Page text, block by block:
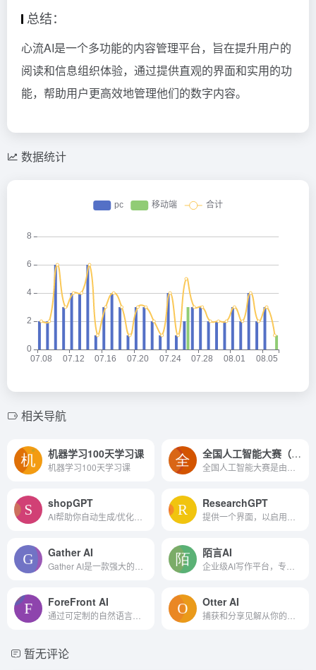
总结：
心流AI是一个多功能的内容管理平台，旨在提升用户的
阅读和信息组织体验，通过提供直观的界面和实用的功
能，帮助用户更高效地管理他们的数字内容。
数据统计
相关导航
机器学习100天学习课
机器学习100天学习课
全国人工智能大赛（第四届）
shopGPT ResearchGPT
Gather AI 陌言AI
ForeFront AI Otter AI
暂无评论